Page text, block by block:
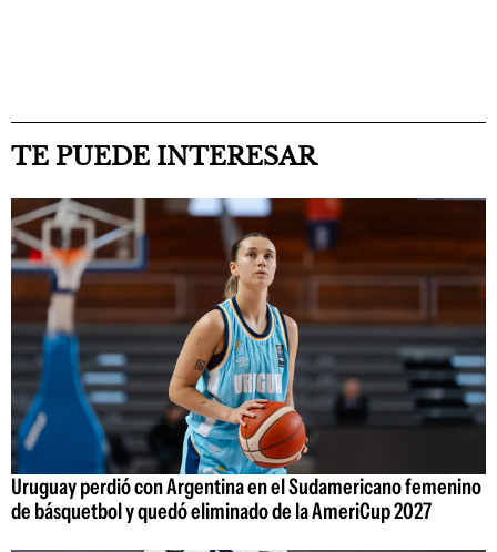
TE PUEDE INTERESAR
Uruguay perdió con Argentina en el Sudamericano femenino
de básquetbol y quedó eliminado de la AmeriCup 2027